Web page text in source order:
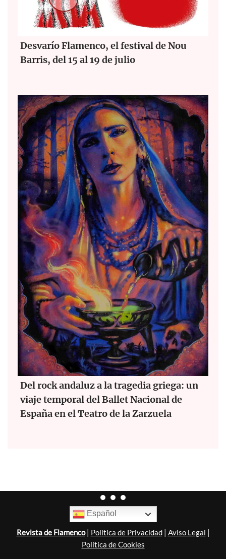
Desvarío Flamenco, el festival de Nou
Barris, del 15 al 19 de julio
Del rock andaluz a la tragedia griega: un
viaje temporal del Ballet Nacional de
España en el Teatro de la Zarzuela
Español
Revista de Flamenco| Política de Privacidad| Aviso Legal |
Política de Cookies